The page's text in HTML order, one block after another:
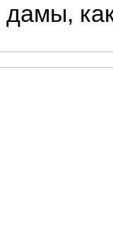
дамы,